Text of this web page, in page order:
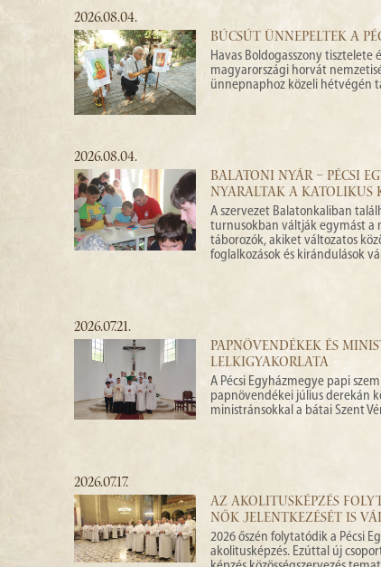
2026.08.04.
BÚCSÚT ÜNNEPELTEK A
Havas Boldogasszony
magyarországi horvát
ünnepnaphoz közeli hétvégén
2026.08.04.
BALATONI NYÁR – PÉCSI
NYARALTAK A KATOLIKUS
A szervezet Balatonkaliban
turnusokban váltják egymást a
táborozók, akiket változatos
foglalkozások és kirándulások
2026.07.21.
PAPNÖVENDÉKEK ÉS
LELKIGYAKORLATA
A Pécsi Egyházmegye papi
papnövendékei július derekán
ministránsokkal a bátai Szent
2026.07.17.
AZ AKOLITUSKÉPZÉS
NŐK JELENTKEZÉSÉT IS
2026 őszén folytatódik a Pécsi
akolitusképzés. Ezúttal új